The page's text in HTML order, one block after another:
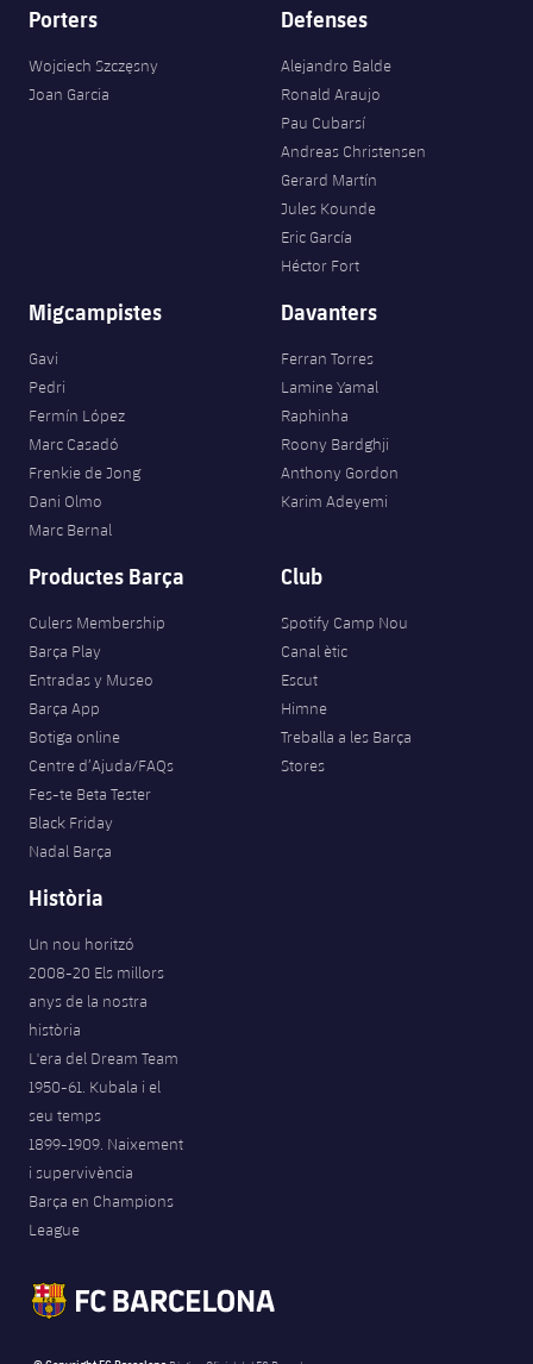
Porters
Wojciech Szczęsny
Joan Garcia
Defenses
Alejandro Balde
Ronald Araujo
Pau Cubarsí
Andreas Christensen
Gerard Martín
Jules Kounde
Eric García
Héctor Fort
Migcampistes
Gavi
Pedri
Fermín López
Marc Casadó
Frenkie de Jong
Dani Olmo
Marc Bernal
Davanters
Ferran Torres
Lamine Yamal
Raphinha
Roony Bardghji
Anthony Gordon
Karim Adeyemi
Productes Barça
Culers Membership
Barça Play
Entradas y Museo
Barça App
Botiga online
Centre d’Ajuda/FAQs
Fes-te Beta Tester
Black Friday
Nadal Barça
Club
Spotify Camp Nou
Canal ètic
Escut
Himne
Treballa a les Barça
Stores
Història
Un nou horitzó
2008-20 Els millors
anys de la nostra
història
L'era del Dream Team
1950-61. Kubala i el
seu temps
1899-1909. Naixement
i supervivència
Barça en Champions
League